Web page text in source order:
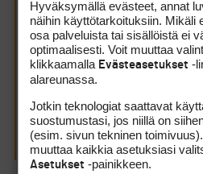
käyttää yhtiön muitakin vain
rantasaunan ja mökin vuokraus,
soutuveneellä, päästä
tilaisuuksiin, oikeus omistajan
klubiravintolassa jne. jne.
Kaikki tällainen tekee osakkeen
range-pallot käyttämättä niin
aina pysty hyödyntämään
Mahdollisuus on kuitenkin kaikille
Hyväksymällä evästeet, annat
näihin käyttötarkoituksiin. Mikäli
osa palveluista tai sisällöistä ei
optimaalisesti. Voit muuttaa
klikkaamalla Evästeasetukset -
alareunassa.
Jotkin teknologiat saattavat
suostumustasi, jos niillä on
(esim. sivun tekninen
muuttaa kaikkia asetuksiasi
Asetukset -painikkeen.